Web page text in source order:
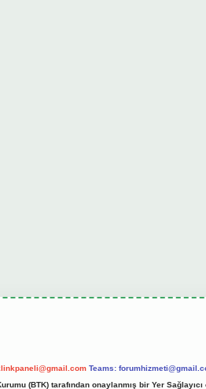
Teams:
(BTK) tarafından onaylanmış bir Yer